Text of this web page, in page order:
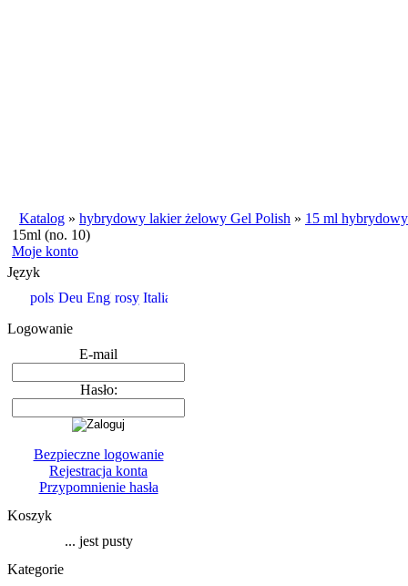
Katalog » hybrydowy lakier żelowy Gel Polish » 15 ml
15ml (no. 10)
Moje konto
Język
Logowanie
E-mail
Hasło:
Bezpieczne logowanie
Rejestracja konta
Przypomnienie hasła
Koszyk
... jest pusty
Kategorie